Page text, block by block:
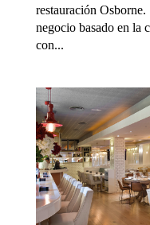
restauración
negocio basado en la
con...